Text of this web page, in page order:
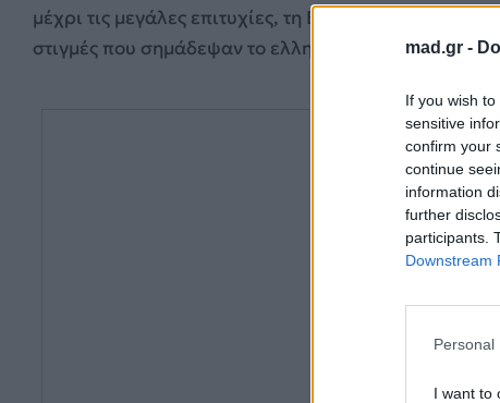
mad.gr -
If you wish
sensitive
confirm your
continue
information
further
participants.
Downstream
Personal
I want to
μέχρι τις μεγάλες επιτυχίες, τη Eurovision και την
στιγμές που σημάδεψαν το ελληνικό entertainment.